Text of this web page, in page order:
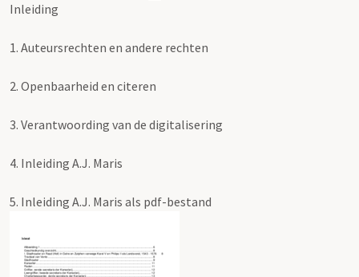
Inleiding
1. Auteursrechten en andere rechten
2. Openbaarheid en citeren
3. Verantwoording van de digitalisering
4. Inleiding A.J. Maris
5. Inleiding A.J. Maris als pdf-bestand